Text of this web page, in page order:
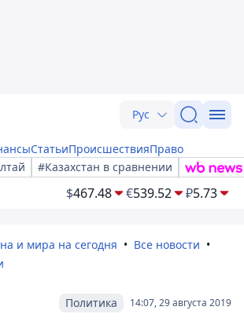
Рус
СтатьиПроисшествияПраво
#Казахстан в сравнении
$467.48 €539.52 ₽5.73
и мира на сегодня
Все новости
14:07, 29 августа 2019
Политика